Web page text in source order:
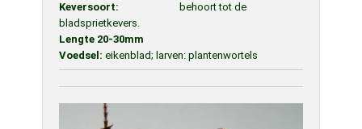
Keversoort:
behoort tot de
bladsprietkevers.
Lengte 20-30mm
Voedsel: eikenblad; larven: plantenwortels